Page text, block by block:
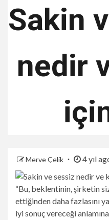
Sakin
nedir
Merve Çelik 4 yıl
“Bu, beklentinin, şirketin
ettiğinden daha fazlasını
iyi sonuç vereceği